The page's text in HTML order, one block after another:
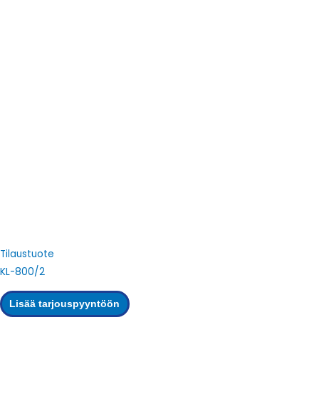
Tilaustuote
KL-800/2
Lisää tarjouspyyntöön